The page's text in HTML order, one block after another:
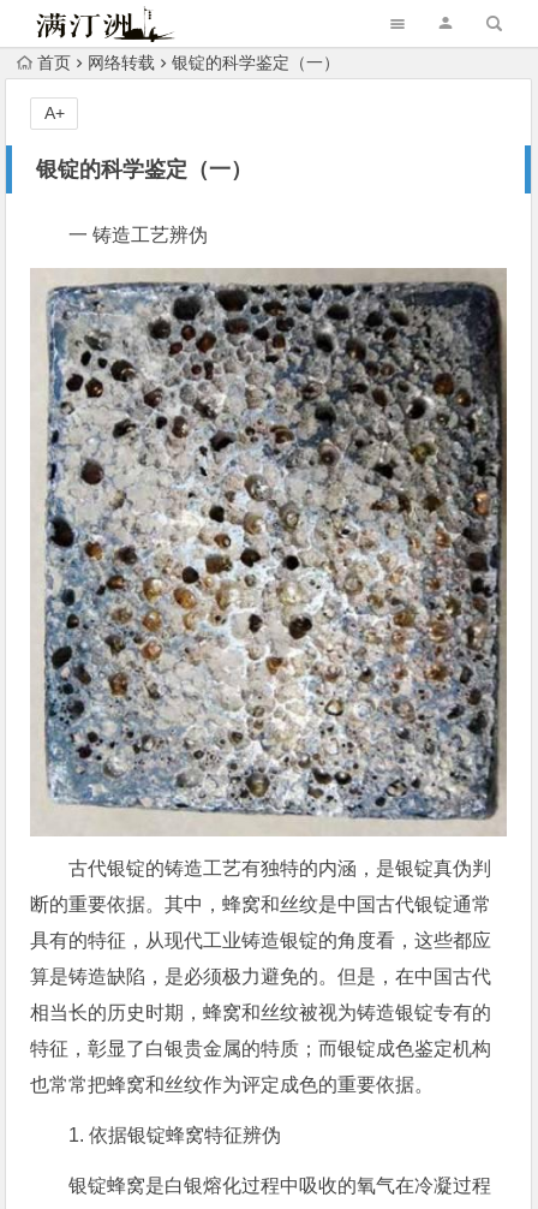
首页 网络转载 银锭的科学鉴定（一）
银锭的科学鉴定（一）
A+
一 铸造工艺辨伪
古代银锭的铸造工艺有独特的内涵，是银锭真伪判
断的重要依据。其中，蜂窝和丝纹是中国古代银锭通常
具有的特征，从现代工业铸造银锭的角度看，这些都应
算是铸造缺陷，是必须极力避免的。但是，在中国古代
相当长的历史时期，蜂窝和丝纹被视为铸造银锭专有的
特征，彰显了白银贵金属的特质；而银锭成色鉴定机构
也常常把蜂窝和丝纹作为评定成色的重要依据。
1. 依据银锭蜂窝特征辨伪
银锭蜂窝是白银熔化过程中吸收的氧气在冷凝过程